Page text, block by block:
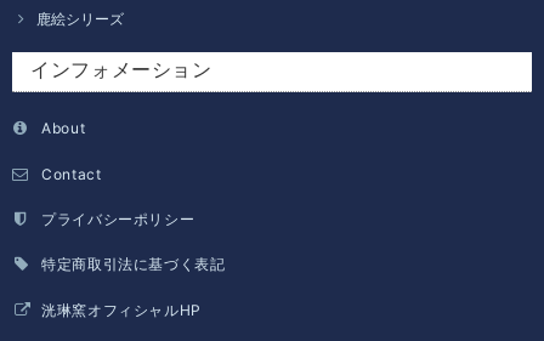
鹿絵シリーズ
インフォメーション
About
Contact
プライバシーポリシー
特定商取引法に基づく表記
洸琳窯オフィシャルHP